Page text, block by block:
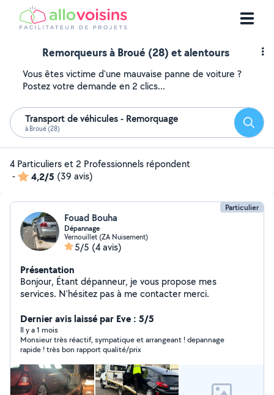
Remorqueurs à Broué (28) et alentours
Vous êtes victime d'une mauvaise panne de voiture ?
Postez votre demande en 2 clics...
Transport de véhicules - Remorquage
à Broué (28)
4 Particuliers et 2 Professionnels répondent
-
4,2/5 (39 avis)
Particulier
Fouad Bouha
Dépannage
Vernouillet (ZA Nuisement)
5/5 (4 avis)
Présentation
Bonjour, Étant dépanneur, je vous propose mes
services. N'hésitez pas à me contacter merci.
Dernier avis laissé par Eve : 5/5
Il y a 1 mois
Monsieur très réactif, sympatique et arrangeant ! depannage
rapide ! très bon rapport qualité/prix